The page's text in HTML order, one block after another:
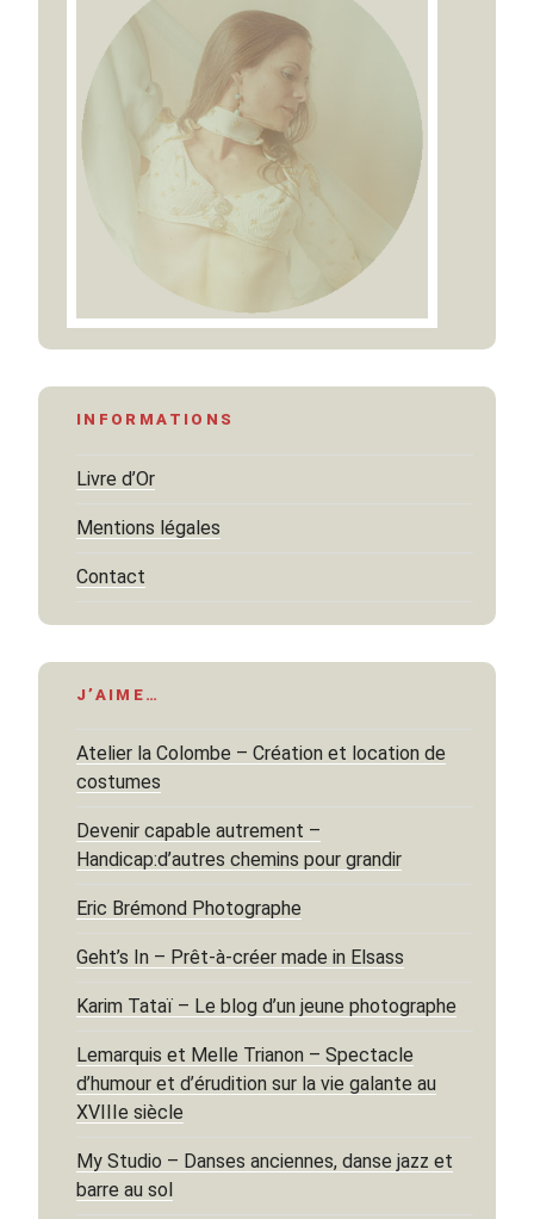
INFORMATIONS
Livre d’Or
Mentions légales
Contact
J’AIME…
Atelier la Colombe – Création et location de
costumes
Devenir capable autrement –
Handicap:d’autres chemins pour grandir
Eric Brémond Photographe
Geht’s In – Prêt-à-créer made in Elsass
Karim Tataï – Le blog d’un jeune photographe
Lemarquis et Melle Trianon – Spectacle
d’humour et d’érudition sur la vie galante au
XVIIIe siècle
My Studio – Danses anciennes, danse jazz et
barre au sol